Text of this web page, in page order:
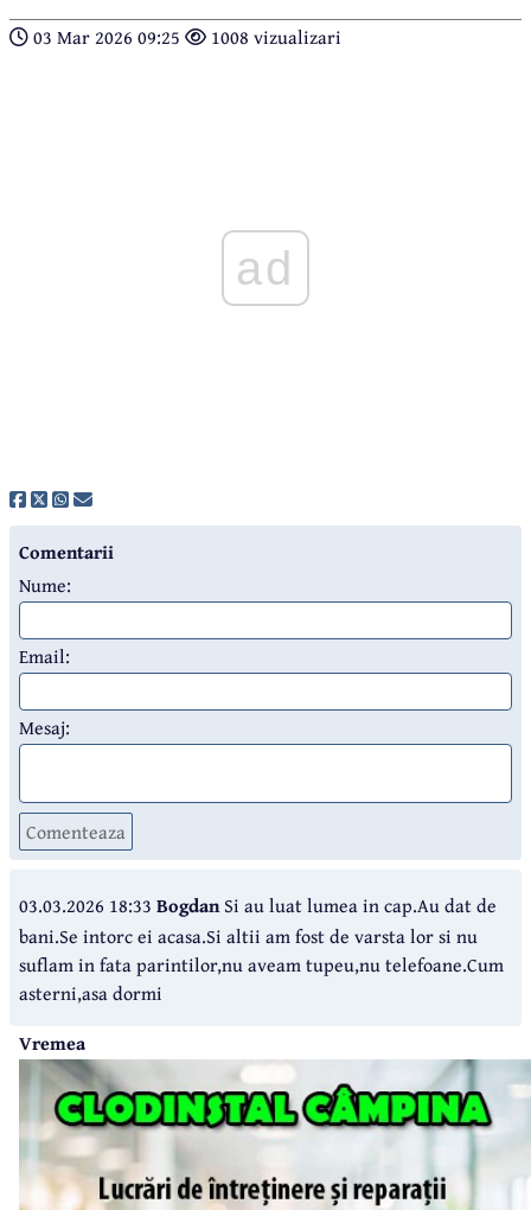
03 Mar 2026 09:25 1008 vizualizari
ad
Comentarii
Nume:
Email:
Mesaj:
Comenteaza
03.03.2026 18:33 BogdanSi au luat lumea in cap.Au dat de
bani.Se intorc ei acasa.Si altii am fost de varsta lor si nu
suflam in fata parintilor,nu aveam tupeu,nu telefoane.Cum
asterni,asa dormi
Vremea